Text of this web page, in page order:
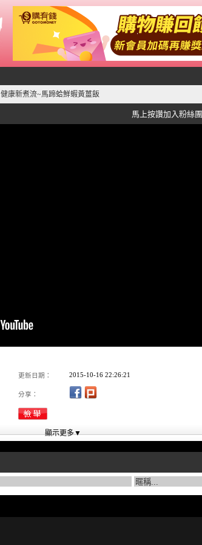
健康新煮流~馬蹄蛤鮮蝦黃薑飯
馬上按讚加入粉絲團
更新日期： 2015-10-16 22:26:21
分享：